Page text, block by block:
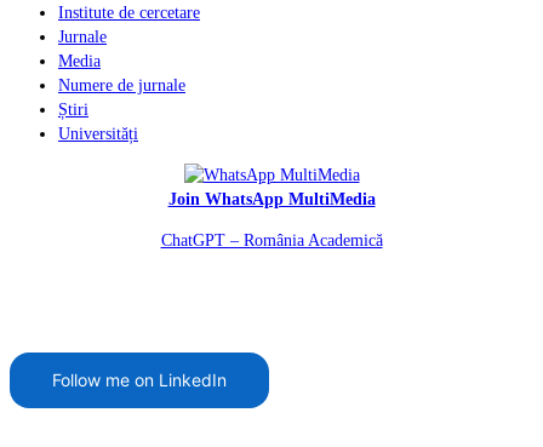
Institute de cercetare
Jurnale
Media
Numere de jurnale
Știri
Universități
Join WhatsApp MultiMedia
ChatGPT – România Academică
Follow me on LinkedIn